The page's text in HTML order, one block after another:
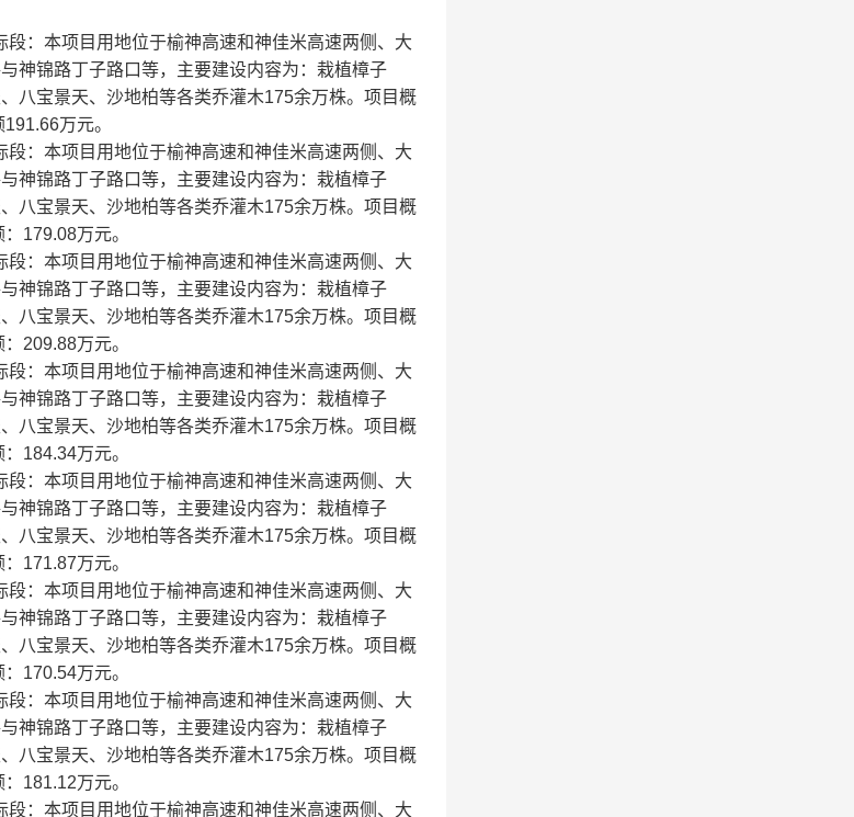
：本项目用地位于榆神高速和神佳米高速两侧、大
神锦路丁子路口等，主要建设内容为：栽植樟子
八宝景天、沙地柏等各类乔灌木175余万株。项目概
万元。
：本项目用地位于榆神高速和神佳米高速两侧、大
神锦路丁子路口等，主要建设内容为：栽植樟子
八宝景天、沙地柏等各类乔灌木175余万株。项目概
179.08万元。
：本项目用地位于榆神高速和神佳米高速两侧、大
神锦路丁子路口等，主要建设内容为：栽植樟子
八宝景天、沙地柏等各类乔灌木175余万株。项目概
209.88万元。
：本项目用地位于榆神高速和神佳米高速两侧、大
神锦路丁子路口等，主要建设内容为：栽植樟子
八宝景天、沙地柏等各类乔灌木175余万株。项目概
184.34万元。
：本项目用地位于榆神高速和神佳米高速两侧、大
神锦路丁子路口等，主要建设内容为：栽植樟子
八宝景天、沙地柏等各类乔灌木175余万株。项目概
171.87万元。
：本项目用地位于榆神高速和神佳米高速两侧、大
神锦路丁子路口等，主要建设内容为：栽植樟子
八宝景天、沙地柏等各类乔灌木175余万株。项目概
170.54万元。
：本项目用地位于榆神高速和神佳米高速两侧、大
神锦路丁子路口等，主要建设内容为：栽植樟子
八宝景天、沙地柏等各类乔灌木175余万株。项目概
181.12万元。
：本项目用地位于榆神高速和神佳米高速两侧、大